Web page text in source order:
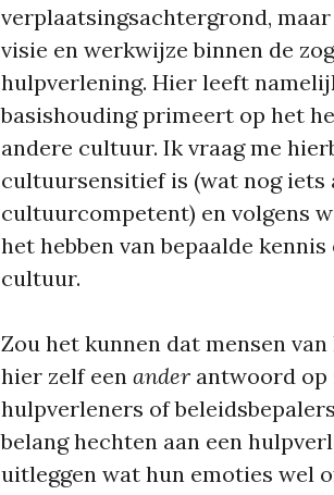
verplaatsingsachtergrond,
visie en werkwijze binnen de
hulpverlening. Hier leeft
basishouding primeert op het
andere cultuur. Ik vraag me
cultuursensitief is (wat nog iets
cultuurcompetent) en volgens
het hebben van bepaalde
cultuur.
Zou het kunnen dat mensen
hier zelf een ander antwoord op
hulpverleners of
belang hechten aan een
uitleggen wat hun emoties wel